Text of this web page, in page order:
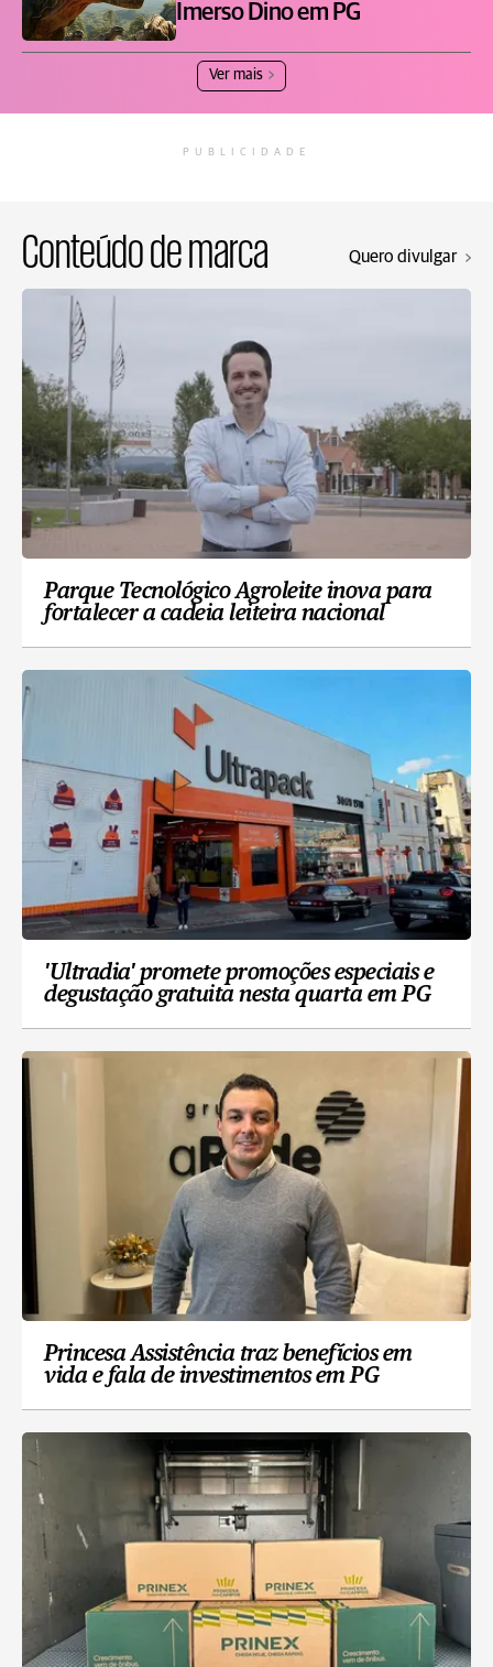
Imerso Dino em PG
Ver mais
PUBLICIDADE
Conteúdo de marca Quero divulgar
Parque Tecnológico Agroleite inova para
fortalecer a cadeia leiteira nacional
'Ultradia' promete promoções especiais e
degustação gratuita nesta quarta em PG
Princesa Assistência traz benefícios em
vida e fala de investimentos em PG